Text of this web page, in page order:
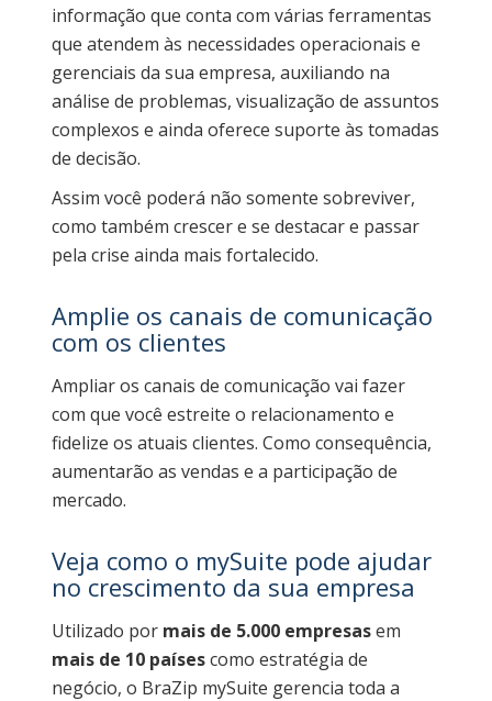
informação que conta com várias ferramentas
que atendem às necessidades operacionais e
gerenciais da sua empresa, auxiliando na
análise de problemas, visualização de assuntos
complexos e ainda oferece suporte às tomadas
de decisão.
Assim você poderá não somente sobreviver,
como também crescer e se destacar e passar
pela crise ainda mais fortalecido.
Amplie os canais de comunicação
com os clientes
Ampliar os canais de comunicação vai fazer
com que você estreite o relacionamento e
fidelize os atuais clientes. Como consequência,
aumentarão as vendas e a participação de
mercado.
Veja como o mySuite pode ajudar
no crescimento da sua empresa
Utilizado por mais de 5.000 empresasem
mais de 10 paísescomo estratégia de
negócio, o BraZip mySuite gerencia toda a